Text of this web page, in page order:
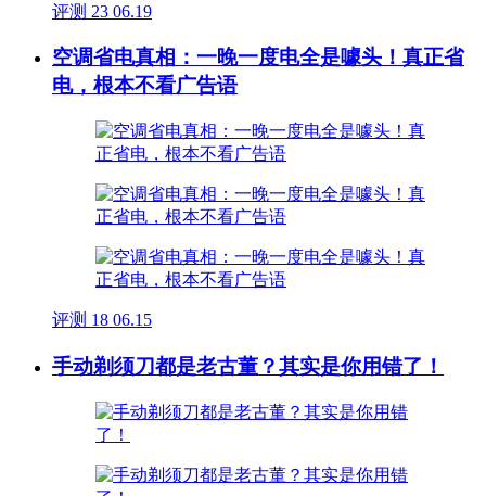
评测 23 06.19
空调省电真相：一晚一度电全是噱头！真正省
电，根本不看广告语
评测 18 06.15
手动剃须刀都是老古董？其实是你用错了！